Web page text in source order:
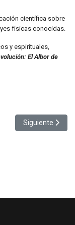
científica sobre
físicas conocidas.
y espirituales,
El Albor de
ventas tras
Artículo
Siguiente